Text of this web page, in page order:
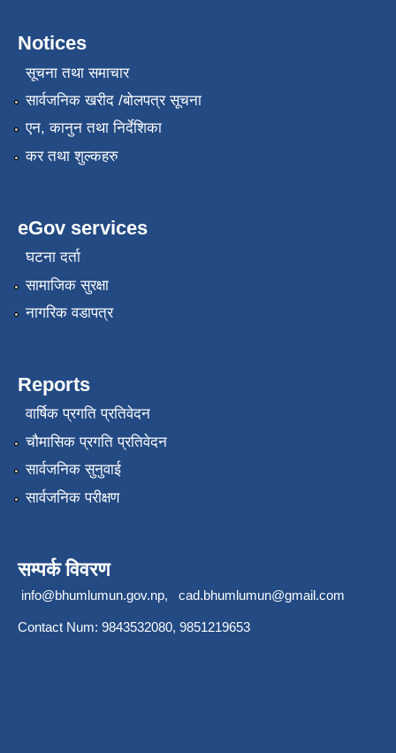
Notices
सूचना तथा समाचार
सार्वजनिक खरीद /बोलपत्र सूचना
एन, कानुन तथा निर्देशिका
कर तथा शुल्कहरु
eGov services
घटना दर्ता
सामाजिक सुरक्षा
नागरिक वडापत्र
Reports
वार्षिक प्रगति प्रतिवेदन
चौमासिक प्रगति प्रतिवेदन
सार्वजनिक सुनुवाई
सार्वजनिक परीक्षण
सम्पर्क विवरण
info@bhumlumun.gov.np, cad.bhumlumun@gmail.com
Contact Num: 9843532080, 9851219653